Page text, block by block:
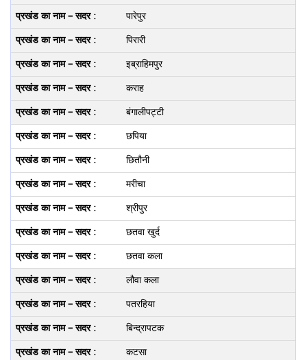
पारेपुर
पिरारी
इब्राहिमपुर
कराह
बंगालीपट्टी
छपिया
छितौनी
मरीचा
श्रीपुर
छतवा खुर्द
छतवा कला
लौवा कला
पतरहिया
बिन्‍द्रापटक
कटसा